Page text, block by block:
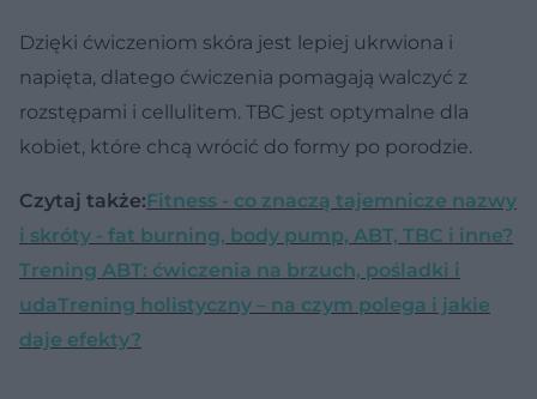
Dzięki ćwiczeniom skóra jest lepiej ukrwiona i
napięta, dlatego ćwiczenia pomagają walczyć z
rozstępami i cellulitem. TBC jest optymalne dla
kobiet, które chcą wrócić do formy po porodzie.
Czytaj także:Fitness - co znaczą tajemnicze nazwy
i skróty - fat burning, body pump, ABT, TBC i inne?
Trening ABT: ćwiczenia na brzuch, pośladki i
udaTrening holistyczny – na czym polega i jakie
daje efekty?